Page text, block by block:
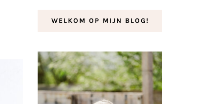
WELKOM OP MIJN BLOG!